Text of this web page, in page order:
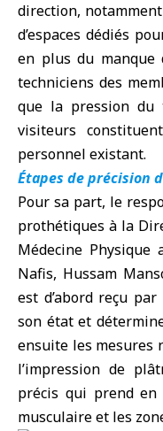
direction,
d’espaces dédiés
en plus du manque
techniciens des
que la pression
visiteurs
personnel existant.
Étapes de précision
Pour sa part, le
prothétiques à la
Médecine Physique
Nafis, Hussam
est d’abord reçu
son état et
ensuite les mesures
l’impression de
précis qui prend en
musculaire et les